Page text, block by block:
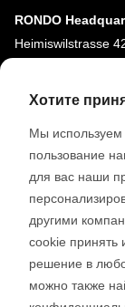
RONDO
Heimiswilstrasse
СОЦИАЛЬНЫЕ
Youtube
Google
© 2026 RONDO
Хотите
Мы используем
пользование
для вас наши
другими
cookie принять
решение в
можно также